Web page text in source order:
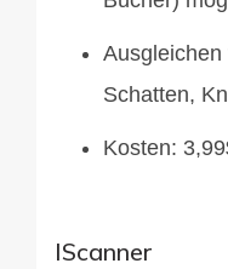
Ausgleichen
Schatten,
Kosten:
IScanner